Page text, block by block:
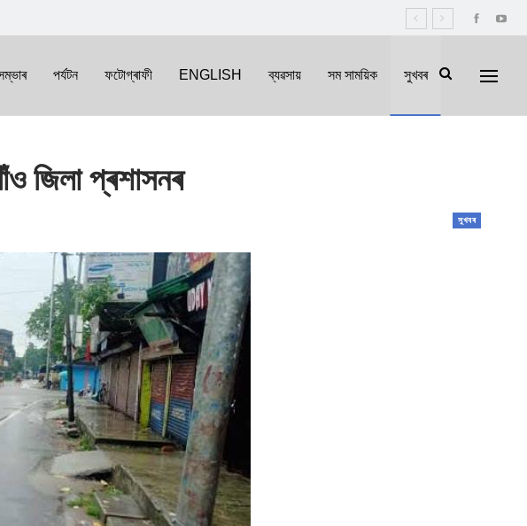
পৰ্যটন ফটোগ্ৰাফী ENGLISH ব্যৱসায় সম সাময়িক সুখবৰ
জিলা প্ৰশাসনৰ
সুখবৰ